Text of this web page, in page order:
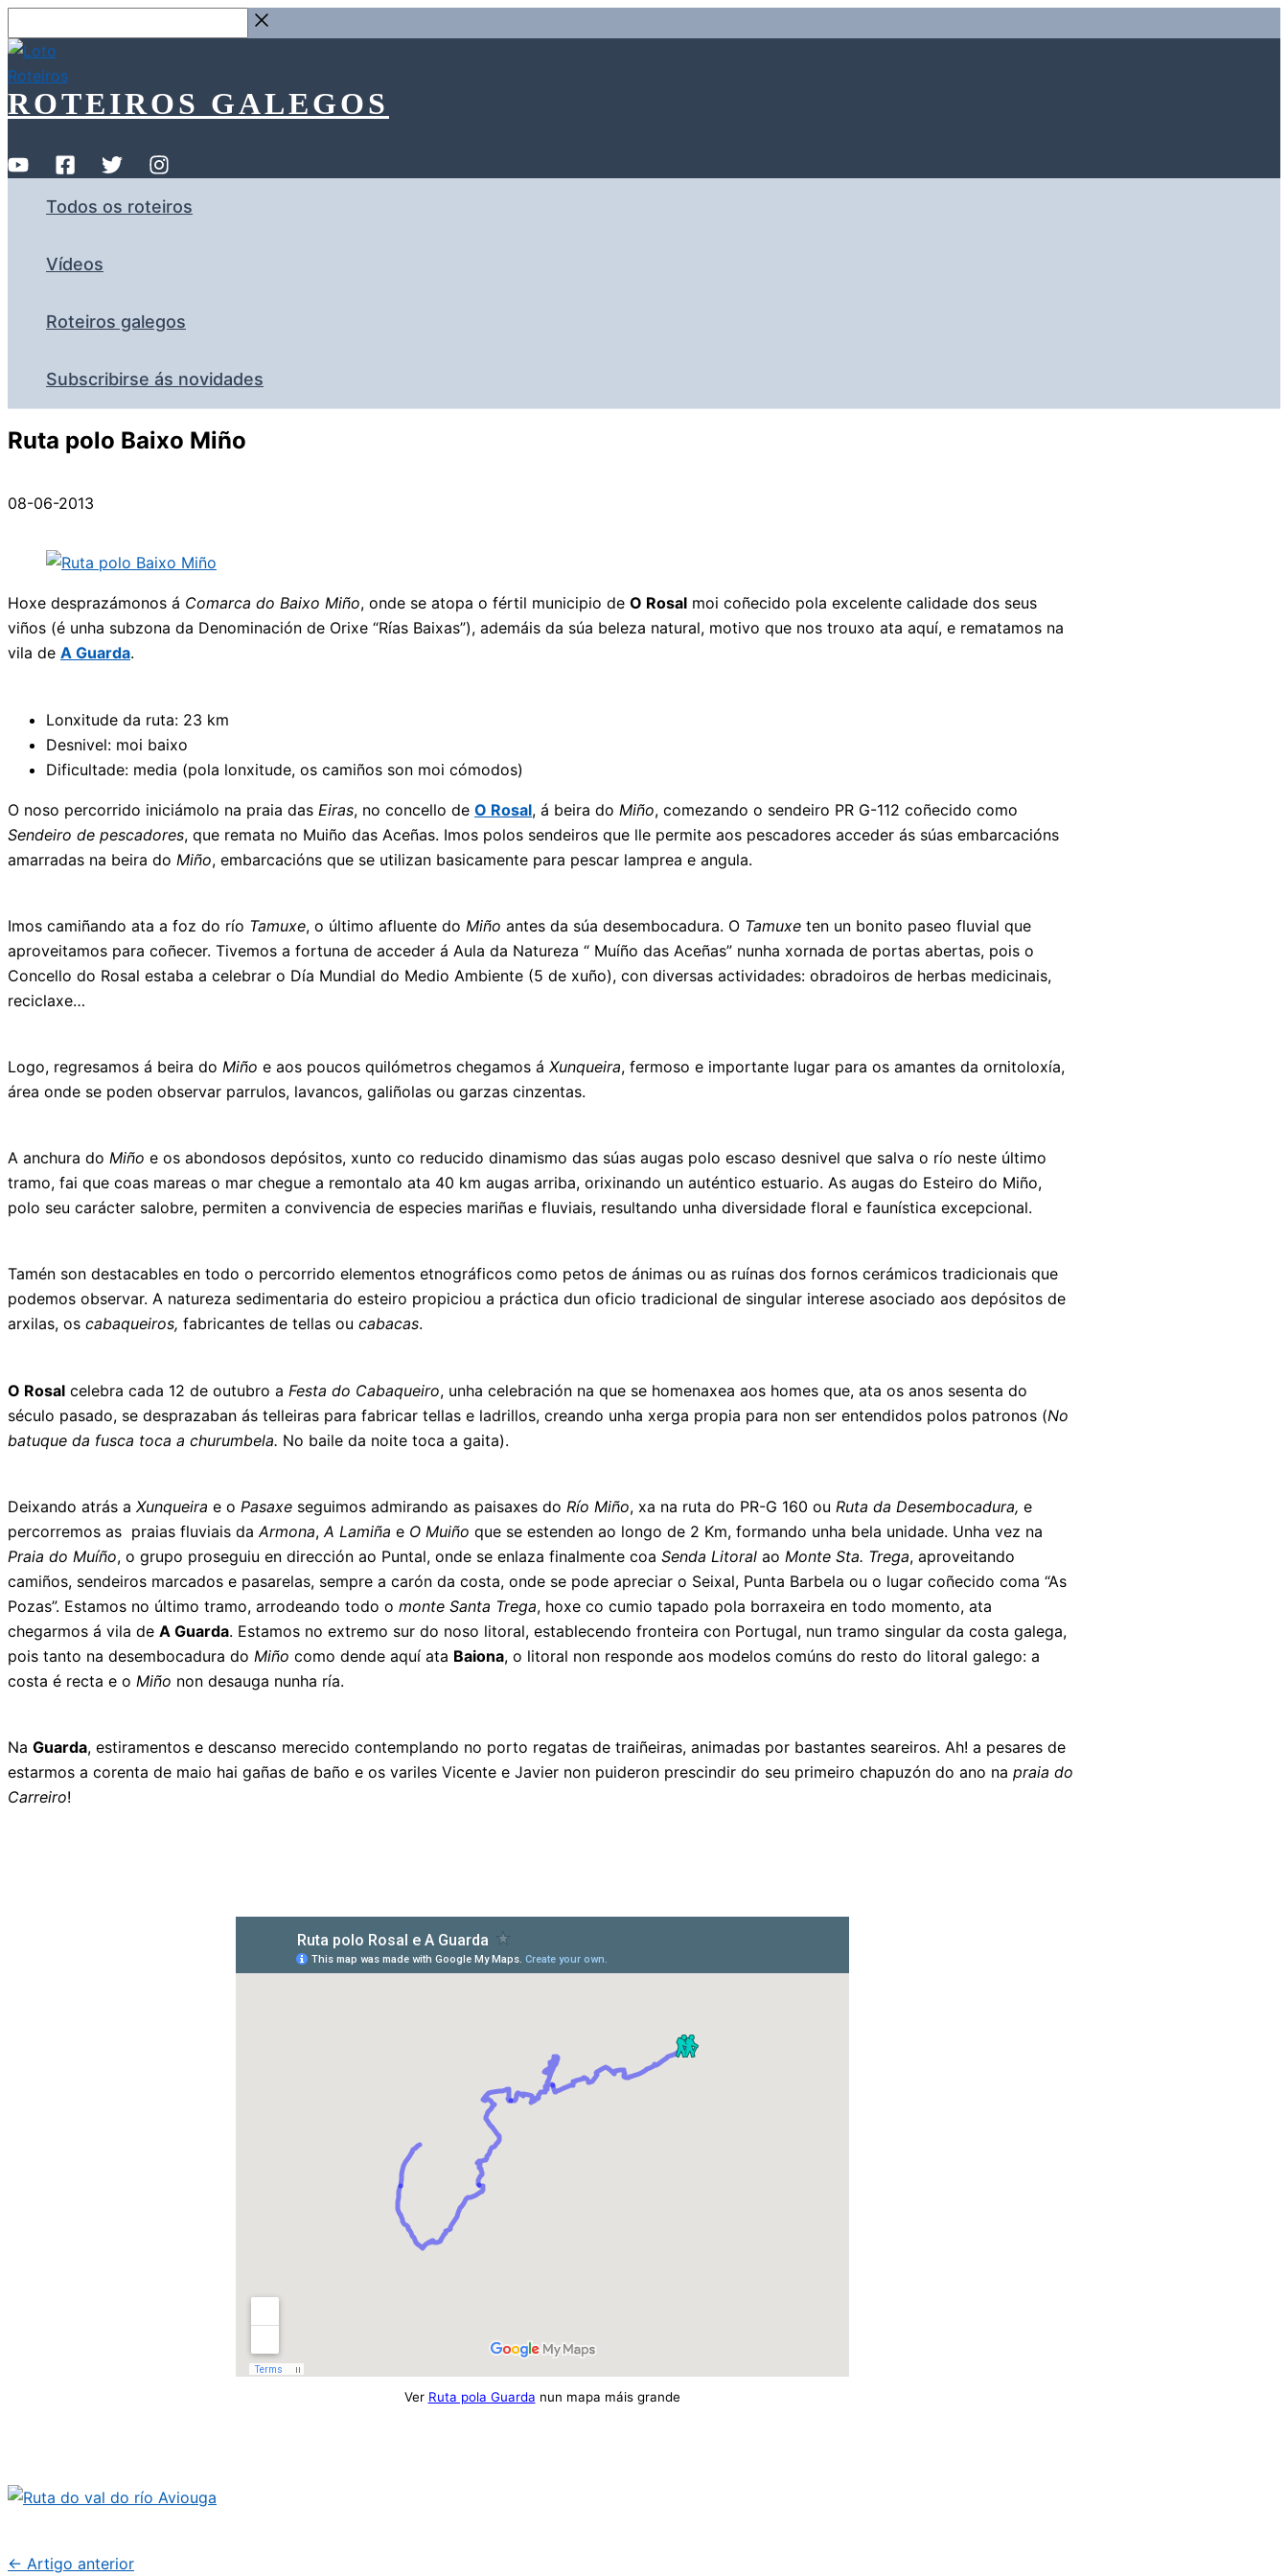
ao
contido
…
ROTEIROS GALEGOS
Todos os roteiros
Vídeos
Roteiros galegos
Subscribirse ás novidades
Ruta polo Baixo Miño
08-06-2013
Hoxe desprazámonos á Comarca do Baixo Miño, onde se atopa o fértil municipio de O Rosal moi coñecido pola excelente calidade dos seus
viños (é unha subzona da Denominación de Orixe “Rías Baixas”), ademáis da súa beleza natural, motivo que nos trouxo ata aquí, e rematamos na
vila de A Guarda.
Lonxitude da ruta: 23 km
Desnivel: moi baixo
Dificultade: media (pola lonxitude, os camiños son moi cómodos)
O noso percorrido iniciámolo na praia das Eiras, no concello de O Rosal, á beira do Miño, comezando o sendeiro PR G-112 coñecido como
Sendeiro de pescadores, que remata no Muiño das Aceñas. Imos polos sendeiros que lle permite aos pescadores acceder ás súas embarcacións
amarradas na beira do Miño, embarcacións que se utilizan basicamente para pescar lamprea e angula.
Imos camiñando ata a foz do río Tamuxe, o último afluente do Miño antes da súa desembocadura. O Tamuxe ten un bonito paseo fluvial que
aproveitamos para coñecer. Tivemos a fortuna de acceder á Aula da Natureza “ Muíño das Aceñas” nunha xornada de portas abertas, pois o
Concello do Rosal estaba a celebrar o Día Mundial do Medio Ambiente (5 de xuño), con diversas actividades: obradoiros de herbas medicinais,
reciclaxe…
Logo, regresamos á beira do Miño e aos poucos quilómetros chegamos á Xunqueira, fermoso e importante lugar para os amantes da ornitoloxía,
área onde se poden observar parrulos, lavancos, galiñolas ou garzas cinzentas.
A anchura do Miño e os abondosos depósitos, xunto co reducido dinamismo das súas augas polo escaso desnivel que salva o río neste último
tramo, fai que coas mareas o mar chegue a remontalo ata 40 km augas arriba, orixinando un auténtico estuario. As augas do Esteiro do Miño,
polo seu carácter salobre, permiten a convivencia de especies mariñas e fluviais, resultando unha diversidade floral e faunística excepcional.
Tamén son destacables en todo o percorrido elementos etnográficos como petos de ánimas ou as ruínas dos fornos cerámicos tradicionais que
podemos observar. A natureza sedimentaria do esteiro propiciou a práctica dun oficio tradicional de singular interese asociado aos depósitos de
arxilas, os cabaqueiros, fabricantes de tellas ou cabacas.
O Rosal celebra cada 12 de outubro a Festa do Cabaqueiro, unha celebración na que se homenaxea aos homes que, ata os anos sesenta do
século pasado, se desprazaban ás telleiras para fabricar tellas e ladrillos, creando unha xerga propia para non ser entendidos polos patronos (No
batuque da fusca toca a churumbela. No baile da noite toca a gaita).
Deixando atrás a Xunqueira e o Pasaxe seguimos admirando as paisaxes do Río Miño, xa na ruta do PR-G 160 ou Ruta da Desembocadura, e
percorremos as praias fluviais da Armona, A Lamiña e O Muiño que se estenden ao longo de 2 Km, formando unha bela unidade. Unha vez na
Praia do Muíño, o grupo proseguiu en dirección ao Puntal, onde se enlaza finalmente coa Senda Litoral ao Monte Sta. Trega, aproveitando
camiños, sendeiros marcados e pasarelas, sempre a carón da costa, onde se pode apreciar o Seixal, Punta Barbela ou o lugar coñecido coma “As
Pozas”. Estamos no último tramo, arrodeando todo o monte Santa Trega, hoxe co cumio tapado pola borraxeira en todo momento, ata
chegarmos á vila de A Guarda. Estamos no extremo sur do noso litoral, establecendo fronteira con Portugal, nun tramo singular da costa galega,
pois tanto na desembocadura do Miño como dende aquí ata Baiona, o litoral non responde aos modelos comúns do resto do litoral galego: a
costa é recta e o Miño non desauga nunha ría.
Na Guarda, estiramentos e descanso merecido contemplando no porto regatas de traiñeiras, animadas por bastantes seareiros. Ah! a pesares de
estarmos a corenta de maio hai gañas de baño e os variles Vicente e Javier non puideron prescindir do seu primeiro chapuzón do ano na praia do
Carreiro!
Ver Ruta pola Guarda nun mapa máis grande
← Artigo anterior